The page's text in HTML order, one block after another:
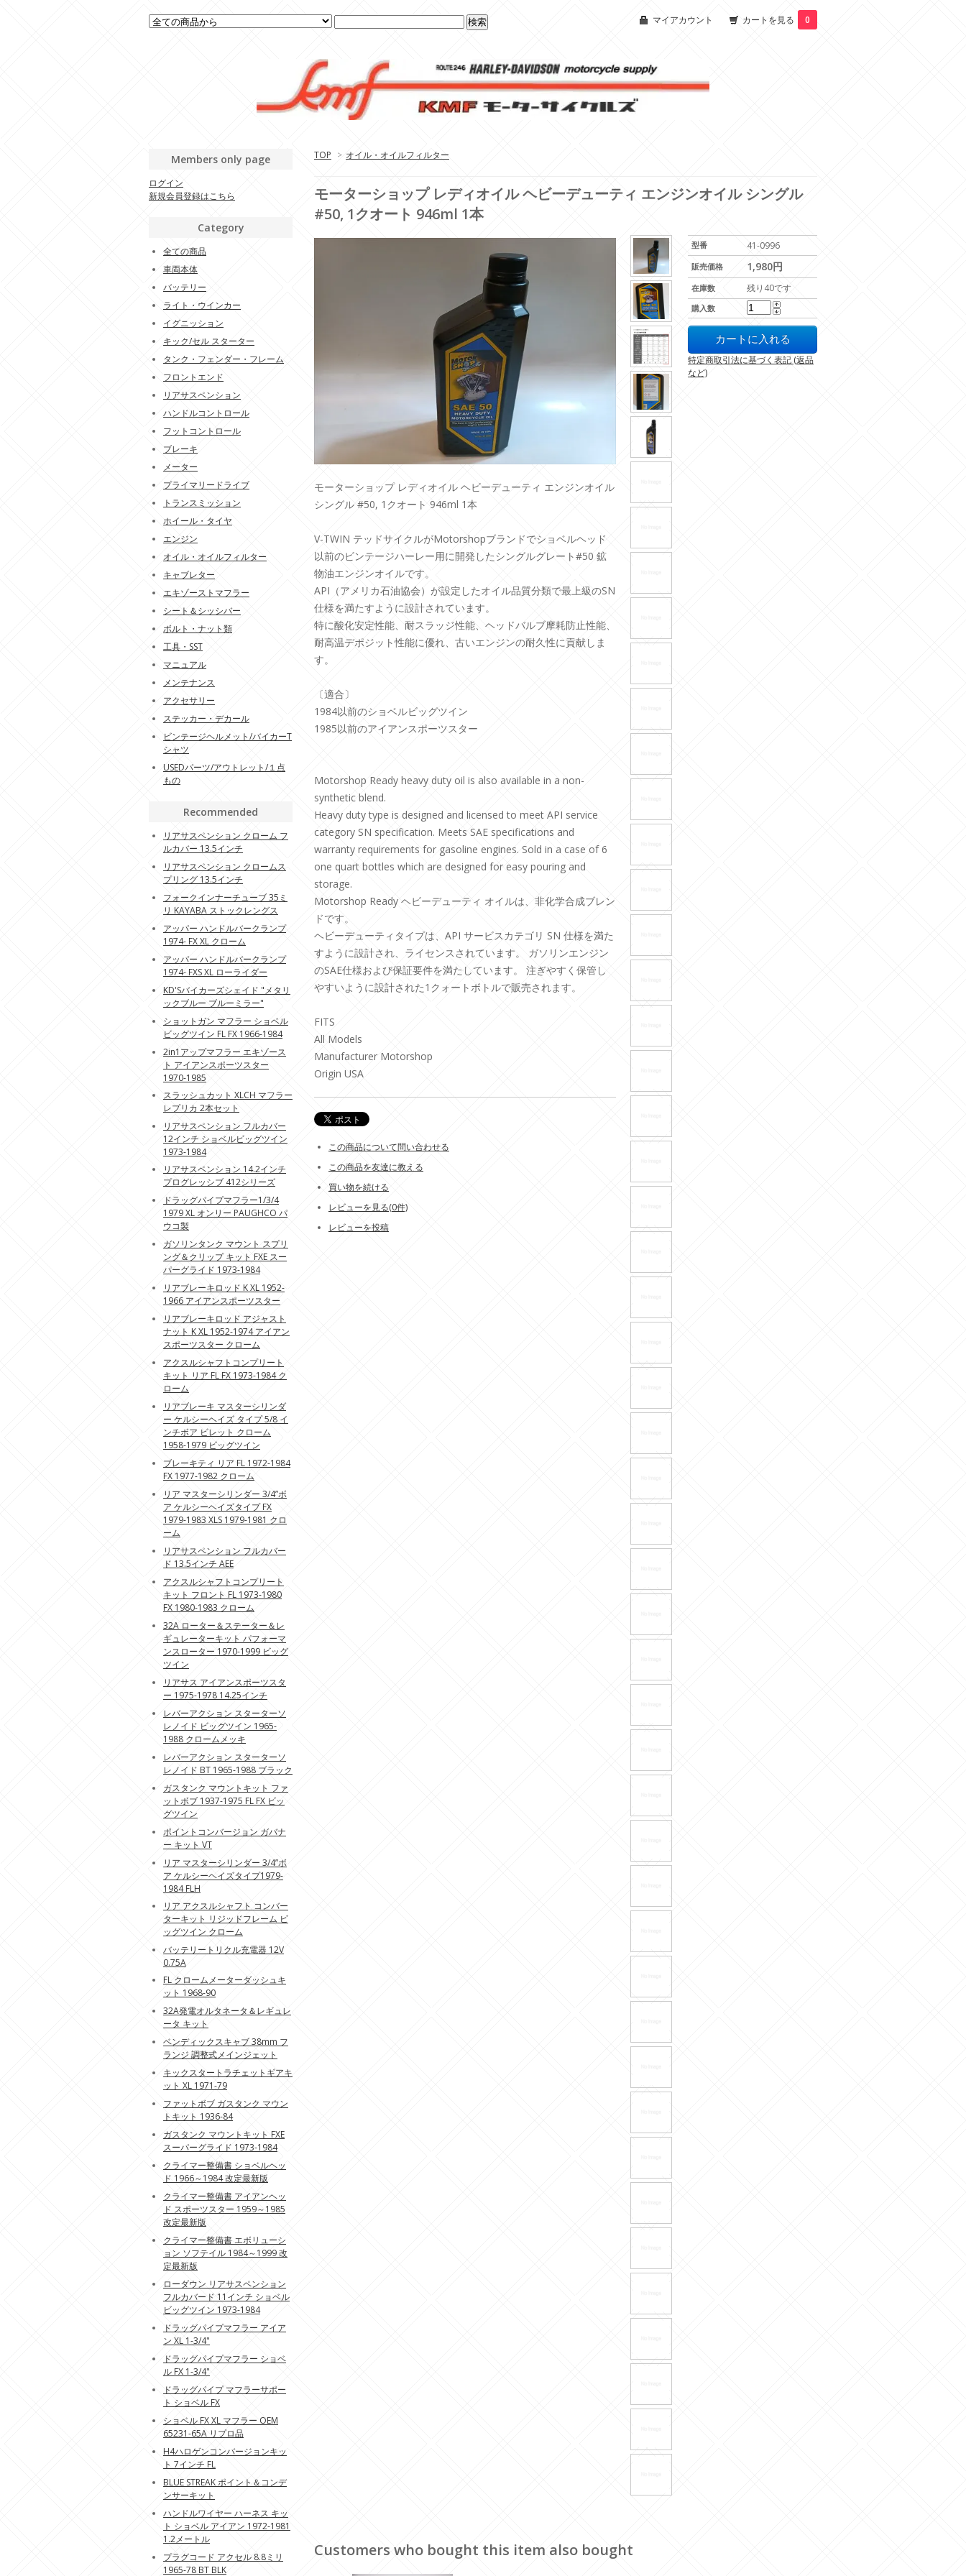
マイアカウント カートを見る 0
TOP > オイル・オイルフィルター
モーターショップ レディオイル ヘビーデューティ エンジンオイル シングル
#50, 1クオート 946ml 1本
型番 41-0996
販売価格 1,980円
在庫数 残り40です
購入数
特定商取引法に基づく表記 (返品
など)
モーターショップ レディオイル ヘビーデューティ エンジンオイル
シングル #50, 1クオート 946ml 1本
V-TWIN テッドサイクルがMotorshopブランドでショベルヘッド
以前のビンテージハーレー用に開発したシングルグレート#50 鉱
物油エンジンオイルです。
API（アメリカ石油協会）が設定したオイル品質分類で最上級のSN
仕様を満たすように設計されています。
特に酸化安定性能、耐スラッジ性能、ヘッドバルブ摩耗防止性能、
耐高温デポジット性能に優れ、古いエンジンの耐久性に貢献しま
す。
〔適合〕
1984以前のショベルビッグツイン
1985以前のアイアンスポーツスター
Motorshop Ready heavy duty oil is also available in a non-
synthetic blend.
Heavy duty type is designed and licensed to meet API service
category SN specification. Meets SAE specifications and
warranty requirements for gasoline engines. Sold in a case of 6
one quart bottles which are designed for easy pouring and
storage.
Motorshop Ready ヘビーデューティ オイルは、非化学合成ブレン
ドです。
ヘビーデューティタイプは、API サービスカテゴリ SN 仕様を満た
すように設計され、ライセンスされています。 ガソリンエンジン
のSAE仕様および保証要件を満たしています。 注ぎやすく保管し
やすいように設計された1クォートボトルで販売されます。
FITS
All Models
Manufacturer Motorshop
Origin USA
この商品について問い合わせる
この商品を友達に教える
買い物を続ける
レビューを見る(0件)
レビューを投稿
Customers who bought this item also bought
Members only page
ログイン
新規会員登録はこちら
Category
全ての商品
車両本体
バッテリー
ライト・ウインカー
イグニッション
キック/セル スターター
タンク・フェンダー・フレーム
フロントエンド
リアサスペンション
ハンドルコントロール
フットコントロール
ブレーキ
メーター
プライマリードライブ
トランスミッション
ホイール・タイヤ
エンジン
オイル・オイルフィルター
キャブレター
エキゾーストマフラー
シート＆シッシバー
ボルト・ナット類
工具・SST
マニュアル
メンテナンス
アクセサリー
ステッカー・デカール
ビンテージヘルメット/バイカーT
シャツ
USEDパーツ/アウトレット/１点
もの
Recommended
リアサスペンション クローム フ
ルカバー 13.5インチ
リアサスペンション クロームス
プリング 13.5インチ
フォークインナーチューブ 35ミ
リ KAYABA ストックレングス
アッパー ハンドルバークランプ
1974- FX XL クローム
アッパー ハンドルバークランプ
1974- FXS XL ローライダー
KD'Sバイカーズシェイド "メタリ
ックブルー ブルーミラー"
ショットガン マフラー ショベル
ビッグツイン FL FX 1966-1984
2in1アップマフラー エキゾース
ト アイアンスポーツスター
1970-1985
スラッシュカット XLCH マフラー
レプリカ 2本セット
リアサスペンション フルカバー
12インチ ショベルビッグツイン
1973-1984
リアサスペンション 14.2インチ
プログレッシブ 412シリーズ
ドラッグパイプマフラー1/3/4
1979 XL オンリー PAUGHCO パ
ウコ製
ガソリンタンク マウント スプリ
ング＆クリップ キット FXE スー
パーグライド 1973-1984
リアブレーキロッド K XL 1952-
1966 アイアンスポーツスター
リアブレーキロッド アジャスト
ナット K XL 1952-1974 アイアン
スポーツスター クローム
アクスルシャフトコンプリート
キット リア FL FX 1973-1984 ク
ローム
リアブレーキ マスターシリンダ
ー ケルシーヘイズ タイプ 5/8 イ
ンチボア ビレット クローム
1958-1979 ビッグツイン
ブレーキティ リア FL 1972-1984
FX 1977-1982 クローム
リア マスターシリンダー 3/4”ボ
ア ケルシーヘイズタイプ FX
1979-1983 XLS 1979-1981 クロ
ーム
リアサスペンション フルカバー
ド 13.5インチ AEE
アクスルシャフトコンプリート
キット フロント FL 1973-1980
FX 1980-1983 クローム
32A ローター＆ステーター＆レ
ギュレーターキット パフォーマ
ンスローター 1970-1999 ビッグ
ツイン
リアサス アイアンスポーツスタ
ー 1975-1978 14.25インチ
レバーアクション スターターソ
レノイド ビッグツイン 1965-
1988 クロームメッキ
レバーアクション スターターソ
レノイド BT 1965-1988 ブラック
ガスタンク マウントキット ファ
ットボブ 1937-1975 FL FX ビッ
グツイン
ポイントコンバージョン ガバナ
ー キット VT
リア マスターシリンダー 3/4”ボ
ア ケルシーヘイズタイプ1979-
1984 FLH
リア アクスルシャフト コンバー
ターキット リジッドフレーム ビ
ッグツイン クローム
バッテリートリクル充電器 12V
0.75A
FL クロームメーターダッシュキ
ット 1968-90
32A発電オルタネータ＆レギュレ
ータ キット
ベンディックスキャブ 38mm フ
ランジ 調整式メインジェット
キックスタートラチェットギアキ
ット XL 1971-79
ファットボブ ガスタンク マウン
トキット 1936-84
ガスタンク マウントキット FXE
スーパーグライド 1973-1984
クライマー整備書 ショベルヘッ
ド 1966～1984 改定最新版
クライマー整備書 アイアンヘッ
ド スポーツスター 1959～1985
改定最新版
クライマー整備書 エボリューシ
ョン ソフテイル 1984～1999 改
定最新版
ローダウン リアサスペンション
フルカバード 11インチ ショベル
ビッグツイン 1973-1984
ドラッグパイプマフラー アイア
ン XL 1-3/4"
ドラッグパイプマフラー ショベ
ル FX 1-3/4"
ドラッグパイプ マフラーサポー
ト ショベル FX
ショベル FX XL マフラー OEM
65231-65A リプロ品
H4ハロゲンコンバージョンキッ
ト 7インチ FL
BLUE STREAK ポイント＆コンデ
ンサーキット
ハンドルワイヤー ハーネス キッ
ト ショベル アイアン 1972-1981
1.2メートル
プラグコード アクセル 8.8ミリ
1965-78 BT BLK